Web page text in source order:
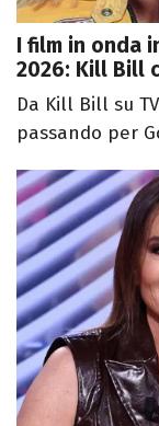
I film in onda
2026: Kill Bill
Da Kill Bill su
passando per